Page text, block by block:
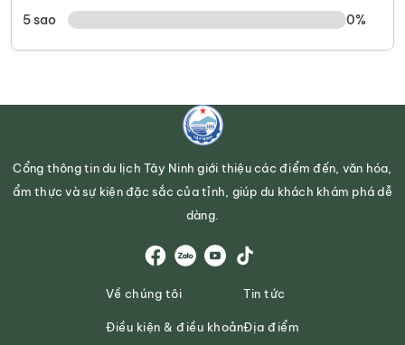
5 sao
0%
Cổng thông tin du lịch Tây Ninh giới thiệu các điểm đến, văn hóa,
ẩm thực và sự kiện đặc sắc của tỉnh, giúp du khách khám phá dễ
dàng.
Về chúng tôi
Điều kiện & điều khoản
Tin tức
Địa điểm